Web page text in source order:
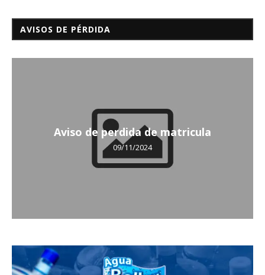
AVISOS DE PÉRDIDA
Aviso de perdida de matricula
09/11/2024